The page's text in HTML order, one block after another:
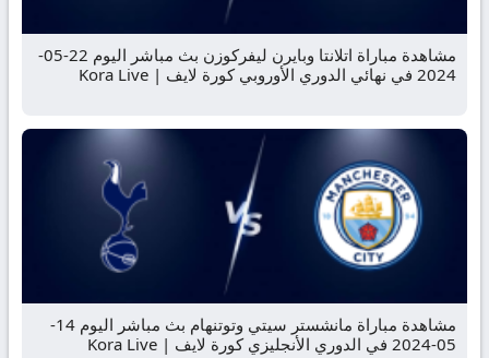
مشاهدة مباراة اتلانتا وبايرن ليفركوزن بث مباشر اليوم 22-05-
2024 في نهائي الدوري الأوروبي كورة لايف | Kora Live
مشاهدة مباراة مانشستر سيتي وتوتنهام بث مباشر اليوم 14-
05-2024 في الدوري الأنجليزي كورة لايف | Kora Live